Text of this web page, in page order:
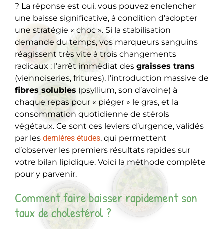
? La réponse est oui, vous pouvez enclencher
une baisse significative, à condition d’adopter
une stratégie « choc ». Si la stabilisation
demande du temps, vos marqueurs sanguins
réagissent très vite à trois changements
radicaux : l’arrêt immédiat des graisses trans
(viennoiseries, fritures), l’introduction massive de
fibres solubles (psyllium, son d’avoine) à
chaque repas pour « piéger » le gras, et la
consommation quotidienne de stérols
végétaux. Ce sont ces leviers d’urgence, validés
par les dernières études, qui permettent
d’observer les premiers résultats rapides sur
votre bilan lipidique. Voici la méthode complète
pour y parvenir.
Comment faire baisser rapidement son
taux de cholestérol ?